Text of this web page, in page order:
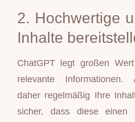
2. Hochwertige
Inhalte
ChatGPT legt großen
relevante Informationen.
daher regelmäßig Ihre
sicher, dass diese einen